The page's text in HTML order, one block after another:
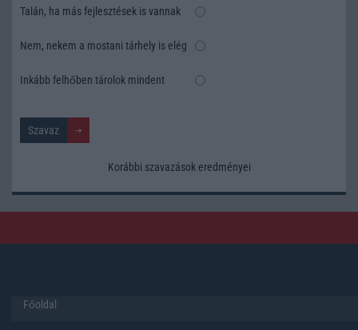
Talán, ha más fejlesztések is vannak
Nem, nekem a mostani tárhely is elég
Inkább felhőben tárolok mindent
Korábbi szavazások eredményei
Főoldal